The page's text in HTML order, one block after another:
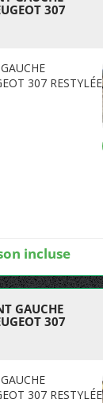
307
307 RESTYLÉE
incluse
GAUCHE
307
307 RESTYLÉE